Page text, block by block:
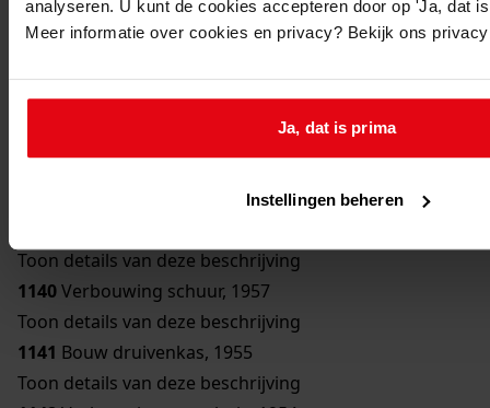
analyseren. U kunt de cookies accepteren door op 'Ja, dat
Meer informatie over cookies en privacy? Bekijk ons
Ja, dat is prima
Instellingen beheren
Toon details van deze beschrijving
1136Bouw bergplaats, 1950
Toon details van deze beschrijving
1137Bouw schuur, 1951
Toon details van deze beschrijving
Toon details van deze beschrijving
Toon details van deze beschrijving
1140Verbouwing schuur, 1957
Toon details van deze beschrijving
1141 Bouw druivenkas, 1955
Toon details van deze beschrijving